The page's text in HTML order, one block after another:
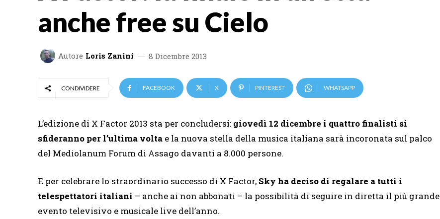
anche free su Cielo
Autore Loris Zanini 8 Dicembre 2013
CONDIVIDERE FACEBOOK X PINTEREST WHATSAPP
L’edizione di X Factor 2013 sta per concludersi: giovedì 12 dicembre i quattro finalisti si
sfideranno per l’ultima volta e la nuova stella della musica italiana sarà incoronata sul palco
del Mediolanum Forum di Assago davanti a 8.000 persone.
E per celebrare lo straordinario successo di X Factor, Sky ha deciso di regalare a tutti i
telespettatori italiani – anche ai non abbonati – la possibilità di seguire in diretta il più grande
evento televisivo e musicale live dell’anno.